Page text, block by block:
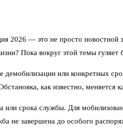
2026 — это не просто
Пока вокруг этой темы
или конкретных
как известно, меняется
или срока службы. Для
не завершена до особого